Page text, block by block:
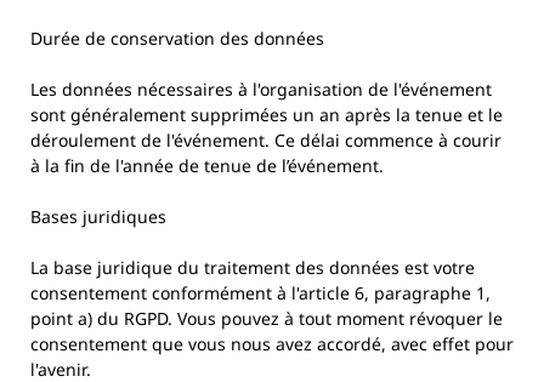
Durée de conservation des données
Les données nécessaires à l'organisation de l'événement
sont généralement supprimées un an après la tenue et le
déroulement de l'événement. Ce délai commence à courir
à la fin de l'année de tenue de l’événement.
Bases juridiques
La base juridique du traitement des données est votre
consentement conformément à l'article 6, paragraphe 1,
point a) du RGPD. Vous pouvez à tout moment révoquer le
consentement que vous nous avez accordé, avec effet pour
l'avenir.